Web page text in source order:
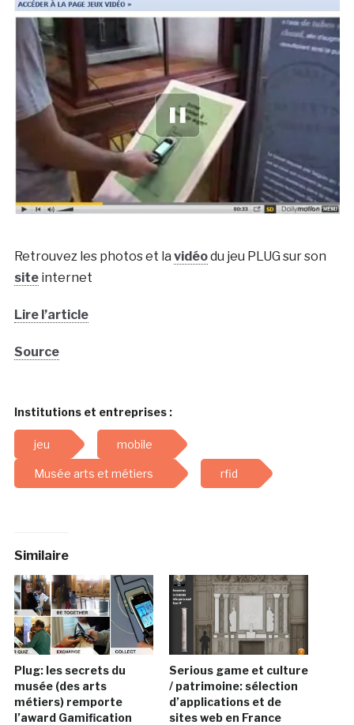
Retrouvez les photos et la vidéodu jeu PLUG sur son
siteinternet
Lire l’article
Source
Institutions et entreprises :
jeu mobile
Musée arts et métiers rfid
Similaire
Plug: les secrets du
musée (des arts
métiers) remporte
l’award Gamification
Serious game et culture
/ patrimoine: sélection
d’applications et de
sites web en France